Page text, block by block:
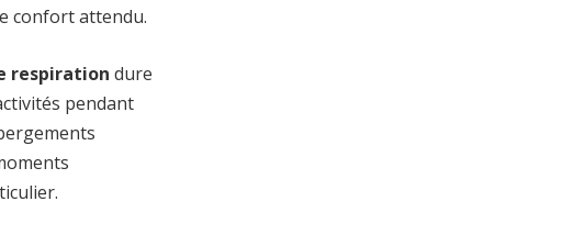
confort attendu.
respiration dure
pendant